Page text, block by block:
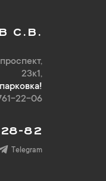
С.В.
23к1,
22-06
82
Telegram